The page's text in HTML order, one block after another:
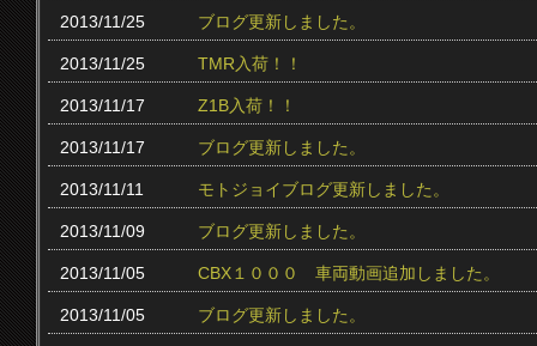
2013/11/25 ブログ更新しました。
2013/11/25 TMR入荷！！
2013/11/17 Z1B入荷！！
2013/11/17 ブログ更新しました。
2013/11/11 モトジョイブログ更新しました。
2013/11/09 ブログ更新しました。
2013/11/05 CBX１０００ 車両動画追加しました。
2013/11/05 ブログ更新しました。